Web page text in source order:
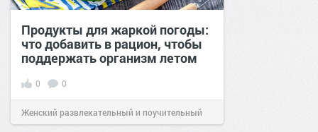
Продукты для жаркой погоды:
что добавить в рацион, чтобы
поддержать организм летом
0 0
Женский развлекательный и поучительный